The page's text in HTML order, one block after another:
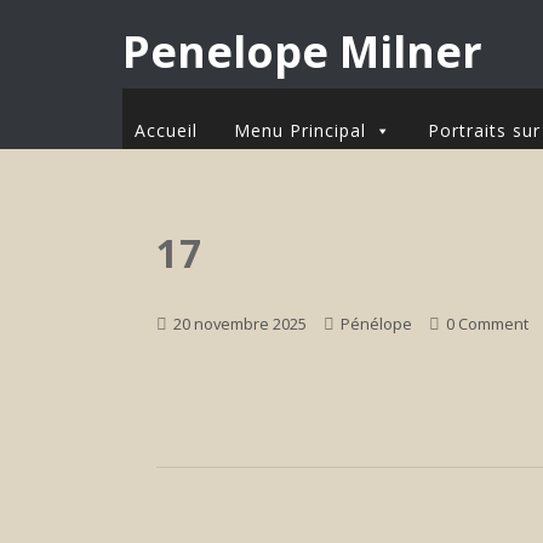
Penelope Milner
Accueil Menu Principal Portraits
17
20 novembre 2025 Pénélope 0 Comment